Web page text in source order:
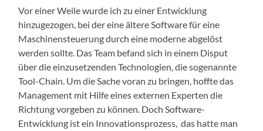
Vor einer Weile wurde ich zu einer Entwicklung
hinzugezogen, bei der eine ältere Software für eine
Maschinensteuerung durch eine moderne abgelöst
werden sollte. Das Team befand sich in einem Disput
über die einzusetzenden Technologien, die sogenannte
Tool-Chain. Um die Sache voran zu bringen, hoffte das
Management mit Hilfe eines externen Experten die
Richtung vorgeben zu können. Doch Software-
Entwicklung ist ein Innovationsprozess, das hatte man